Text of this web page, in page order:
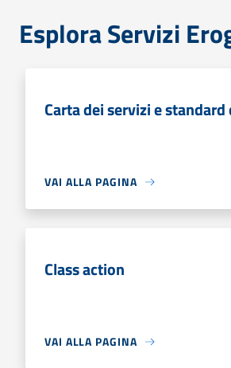
Esplora Servizi
Carta dei servizi e
VAI ALLA PAGINA
Class action
VAI ALLA PAGINA